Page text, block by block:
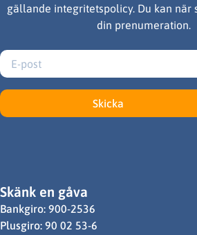
gällande integritetspolicy. Du kan när
din prenumeration.
Skicka
Skänk en gåva
Bankgiro: 900-2536
Plusgiro: 90 02 53-6